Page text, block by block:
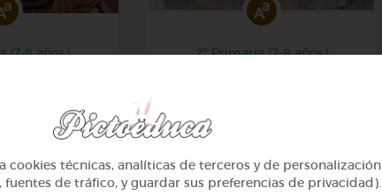
(7-8 años)
2º Primaria (7-8 años)
@Webparaelespanol
cookies técnicas, analíticas de terceros y de personalización
fuentes de tráfico, y guardar sus preferencias de privacidad).